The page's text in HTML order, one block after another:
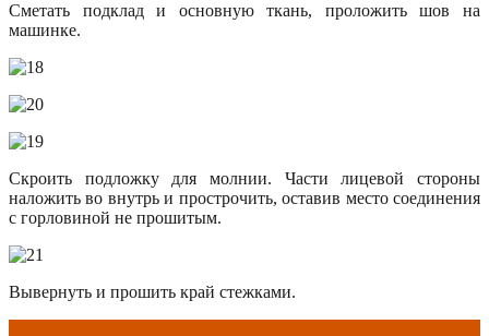
Сметать подклад и основную ткань, проложить шов на
машинке.
Cкроить подложку для молнии. Части лицевой стороны
наложить во внутрь и прострочить, оставив место соединения
с горловиной не прошитым.
Вывернуть и прошить край стежками.